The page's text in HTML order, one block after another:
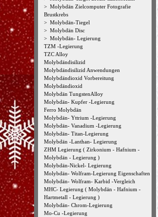
> Molybdän Zielcomputer Fotografie
Brustkrebs
> Molybdän-Tiegel
> Molybdän Disc
> Molybdän- Legierung
TZM -Legierung
TZC Alloy
Molybdändisilizid
Molybdändisilizid Anwendungen
Molybdändioxid Vorbereitung
Molybdändioxid
Molybdän TungstenAlloy
Molybdän- Kupfer -Legierung
Ferro Molybdän
Molybdän- Yttrium -Legierung
Molybdän- Vanadium -Legierung
Molybdän- Titan-Legierung
Molybdän -Lanthan- Legierung
ZHM Legierung ( Zirkonium - Hafnium -
Molybdän - Legierung )
Molybdän-Nickel- Legierung
Molybdän- Wolfram-Legierung Eigenschaften
Molybdän- Wolfram- Karbid -Vergleich
MHC- Legierung ( Molybdän - Hafnium -
Hartmetall - Legierung )
Molybdän- Chrom-Legierung
Mo-Cu -Legierung